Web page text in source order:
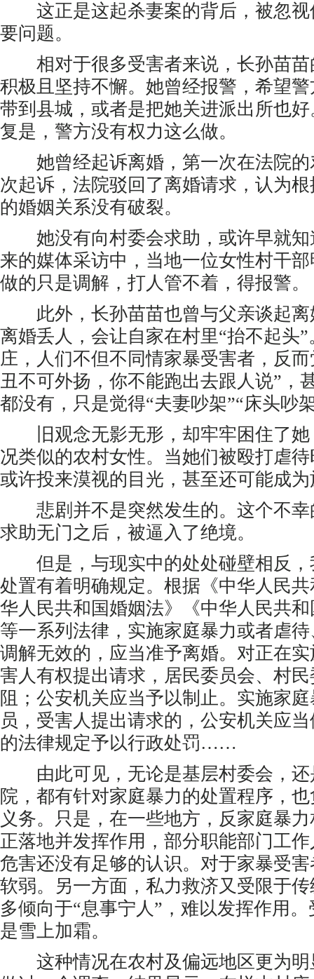
这正是这起杀妻案的背后，被忽视
要问题。
相对于很多受害者来说，长孙苗苗
积极且坚持不懈。她曾经报警，希望
带到县城，或者是把她关进派出所也
复是，警方没有权力这么做。
她曾经起诉离婚，第一次在法院的
次起诉，法院驳回了离婚请求，认为
的婚姻关系没有破裂。
她没有向村委会求助，或许早就知
来的媒体采访中，当地一位女性村干
做的只是调解，打人管不着，得报警。
此外，长孙苗苗也曾与父亲谈起离
离婚丢人，会让自家在村里“抬不起头
庄，人们不但不同情家暴受害者，反
丑不可外扬，你不能跑出去跟人说”，
都没有，只是觉得“夫妻吵架”“床头吵
旧观念无影无形，却牢牢困住了她
况类似的农村女性。当她们被殴打虐
或许投来漠视的目光，甚至还可能成
悲剧并不是突然发生的。这个不幸
求助无门之后，被逼入了绝境。
但是，与现实中的处处碰壁相反，
处置有着明确规定。根据《中华人民
华人民共和国婚姻法》《中华人民共
等一系列法律，实施家庭暴力或者虐
调解无效的，应当准予离婚。对正在
害人有权提出请求，居民委员会、村
阻；公安机关应当予以制止。实施家
员，受害人提出请求的，公安机关应
的法律规定予以行政处罚……
由此可见，无论是基层村委会，还
院，都有针对家庭暴力的处置程序，
义务。只是，在一些地方，反家庭暴
正落地并发挥作用，部分职能部门工
危害还没有足够的认识。对于家暴受
软弱。另一方面，私力救济又受限于
多倾向于“息事宁人”，难以发挥作用
是雪上加霜。
这种情况在农村及偏远地区更为明